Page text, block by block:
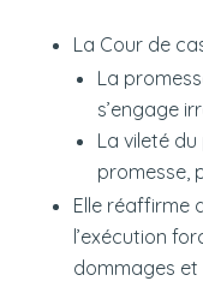
La Cour de
La
s’engage
La vileté
promesse,
Elle réaffirme
l’exécution
dommages et